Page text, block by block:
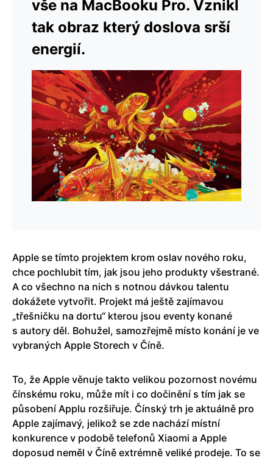
vše na MacBooku Pro. Vznikl
tak obraz který doslova srší
energií.
Apple se tímto projektem krom oslav nového roku,
chce pochlubit tím, jak jsou jeho produkty všestrané.
A co všechno na nich s notnou dávkou talentu
dokážete vytvořit. Projekt má ještě zajímavou
„třešničku na dortu“ kterou jsou eventy konané
s autory děl. Bohužel, samozřejmě místo konání je ve
vybraných Apple Storech v Číně.
To, že Apple věnuje takto velikou pozornost novému
čínskému roku, může mít i co dočinění s tím jak se
působení Applu rozšiřuje. Čínský trh je aktuálně pro
Apple zajímavý, jelikož se zde nachází místní
konkurence v podobě telefonů Xiaomi a Apple
doposud neměl v Číně extrémně veliké prodeje. To se